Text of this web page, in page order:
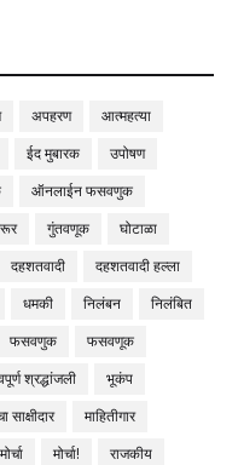
अपहरण
आत्महत्या
ईद मुबारक
उपोषण
ऑनलाईन फसवणुक
गुंतवणूक
घोटाळा
दहशतवादी
दहशतवादी हल्ला
धमकी निलंबन
निलंबित
फसवणुक
फसवणूक
श्रद्धांजली
भूकंप
साक्षीदार
माहितीगार
मोर्चा मोर्चा!
राजकीय